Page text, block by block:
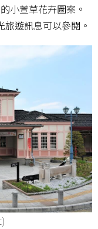
小萱草花卉圖案。
遊訊息可以參閱。